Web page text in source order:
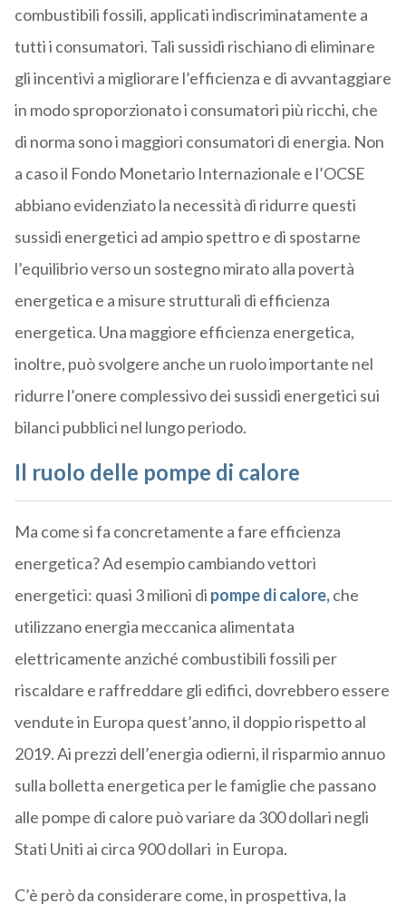
combustibili fossili, applicati indiscriminatamente a
tutti i consumatori. Tali sussidi rischiano di eliminare
gli incentivi a migliorare l’efficienza e di avvantaggiare
in modo sproporzionato i consumatori più ricchi, che
di norma sono i maggiori consumatori di energia. Non
a caso il Fondo Monetario Internazionale e l’OCSE
abbiano evidenziato la necessità di ridurre questi
sussidi energetici ad ampio spettro e di spostarne
l’equilibrio verso un sostegno mirato alla povertà
energetica e a misure strutturali di efficienza
energetica. Una maggiore efficienza energetica,
inoltre, può svolgere anche un ruolo importante nel
ridurre l’onere complessivo dei sussidi energetici sui
bilanci pubblici nel lungo periodo.
Il ruolo delle pompe di calore
Ma come si fa concretamente a fare efficienza
energetica? Ad esempio cambiando vettori
energetici: quasi 3 milioni di pompe di calore,che
utilizzano energia meccanica alimentata
elettricamente anziché combustibili fossili per
riscaldare e raffreddare gli edifici, dovrebbero essere
vendute in Europa quest’anno, il doppio rispetto al
2019. Ai prezzi dell’energia odierni, il risparmio annuo
sulla bolletta energetica per le famiglie che passano
alle pompe di calore può variare da 300 dollari negli
Stati Uniti ai circa 900 dollari in Europa.
C’è però da considerare come, in prospettiva, la